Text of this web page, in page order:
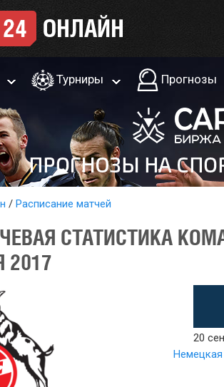
Турниры Прогнозы
Расписание матчей
СТАТИСТИКА
2017
20
Немецкая